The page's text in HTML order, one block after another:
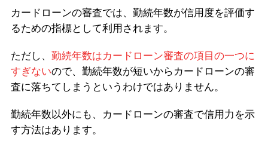
カードローンの審査では、勤続年数が信用度を評価す
るための指標として利用されます。
ただし、 勤続年数はカードローン審査の項目の一つに
すぎないので、勤続年数が短いからカードローンの審
査に落ちてしまうというわけではありません。
勤続年数以外にも、カードローンの審査で信用力を示
す方法はあります。